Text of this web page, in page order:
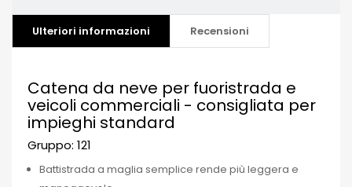
Ulteriori informazioni Recensioni
Catena da neve per fuoristrada e
veicoli commerciali - consigliata per
impieghi standard
Gruppo: 121
Battistrada a maglia semplice rende più leggera e